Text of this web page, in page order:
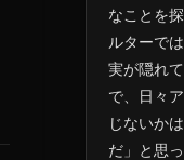
なことを
ルターで
実が隠れ
で、日々
じないか
だ」と思